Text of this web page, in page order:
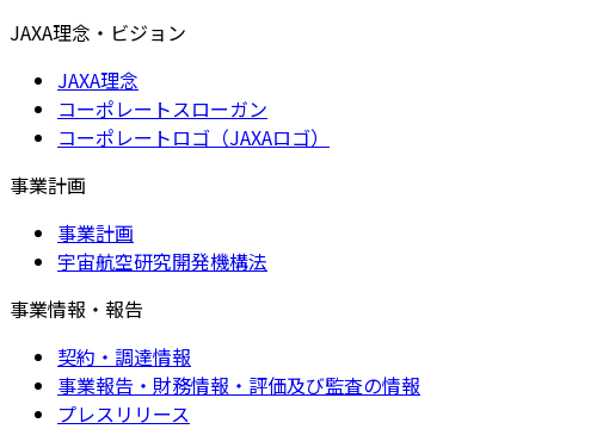
JAXA理念・ビジョン
JAXA理念
コーポレートスローガン
コーポレートロゴ（JAXAロゴ）
事業計画
事業計画
宇宙航空研究開発機構法
事業情報・報告
契約・調達情報
事業報告・財務情報・評価及び監査の情報
プレスリリース